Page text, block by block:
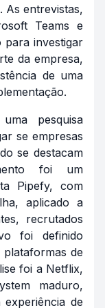
As entrevistas,
Teams e
para investigar
da empresa,
de uma
pesquisa
se empresas
se destacam
foi um
Pipefy, com
aplicado a
recrutados
foi definido
de
foi a Netflix,
maduro,
de